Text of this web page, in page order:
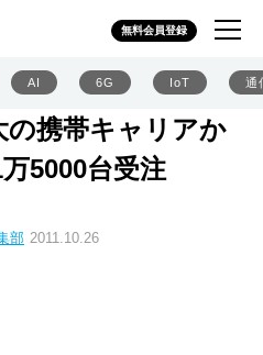
無料会員登録
AI 6G IoT 通
の携帯キャリアか
5000台受注
部 2011.10.26